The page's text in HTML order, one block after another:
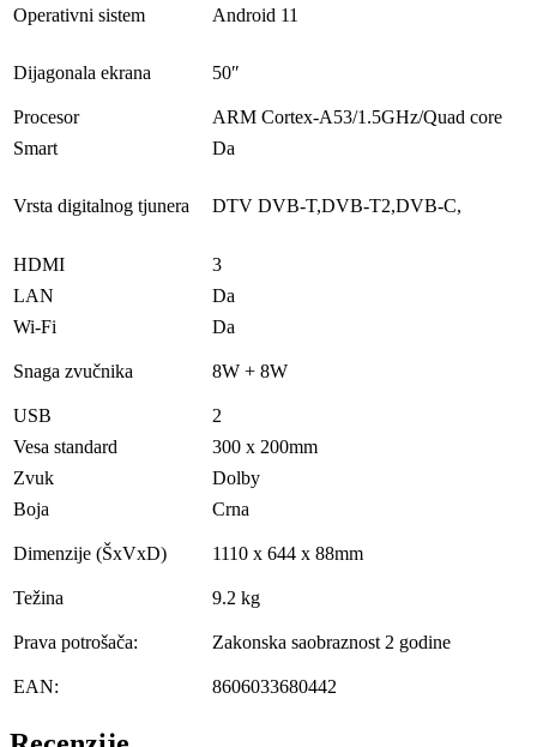
Operativni sistem Android 11
Dijagonala ekrana 50″
Procesor
ARM Cortex-A53/1.5GHz/Quad core
Smart
Da
Vrsta digitalnog tjunera DTV DVB-T,DVB-T2,DVB-C,
HDMI
3
LAN
Da
Wi-Fi
Da
Snaga zvučnika 8W + 8W
USB
2
Vesa standard
300 x 200mm
Zvuk
Dolby
Boja
Crna
Dimenzije (ŠxVxD) 1110 x 644 x 88mm
Težina 9.2 kg
Prava potrošača: Zakonska saobraznost 2 godine
EAN: 8606033680442